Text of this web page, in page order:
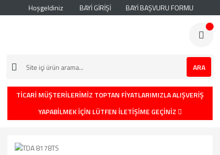
Hoşgeldiniz BAYİ GİRİŞİ BAYİ BAŞVURU FORMU
ARA
TİCARİ MÜŞTERİLERİMİZ TOPTAN FİYATLARIMIZLA ALIŞVERİŞ
YAPABİLMEK İÇİN LÜTFEN İLETİŞİME GEÇİNİZ